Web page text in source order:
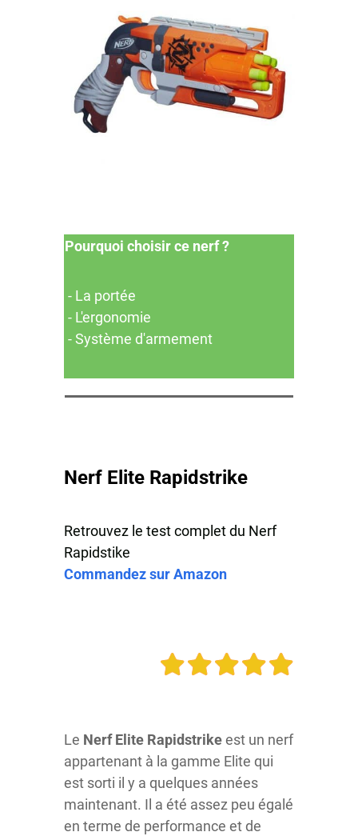
Pourquoi choisir ce nerf ?
- La portée
- L'ergonomie
- Système d'armement
Nerf Elite Rapidstrike
Retrouvez le test complet du Nerf
Rapidstike
Commandez sur Amazon
Le Nerf Elite Rapidstrikeest un nerf
appartenant à la gamme Elite qui
est sorti il y a quelques années
maintenant. Il a été assez peu égalé
en terme de performance et de